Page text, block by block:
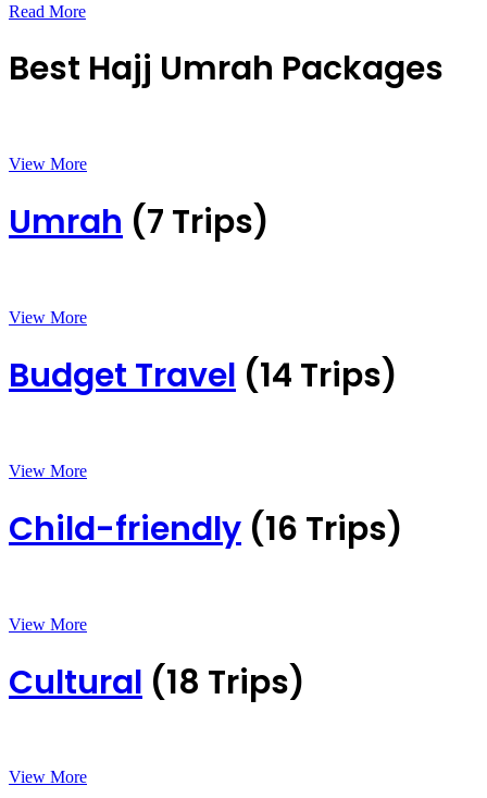
Read More
Best Hajj Umrah Packages
View More
Umrah (7 Trips)
View More
Budget Travel (14 Trips)
View More
Child-friendly (16 Trips)
View More
Cultural (18 Trips)
View More